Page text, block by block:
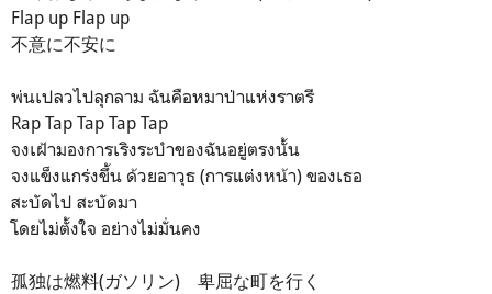
Flap up Flap up
不意に不安に
พ่นเปลวไปลุกลาม ฉันคือหมาป่าแห่งราตรี
Rap Tap Tap Tap Tap
จงเฝ้ามองการเริงระบำของฉันอยู่ตรงนั้น
จงแข็งแกร่งขึ้น ด้วยอาวุธ (การแต่งหน้า) ของเธอ
สะบัดไป สะบัดมา
โดยไม่ตั้งใจ อย่างไม่มั่นคง
孤独は燃料(ガソリン) 卑屈な町を行く